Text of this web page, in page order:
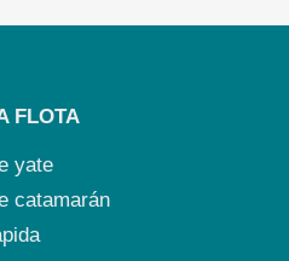
FLOTA
yate
catamarán